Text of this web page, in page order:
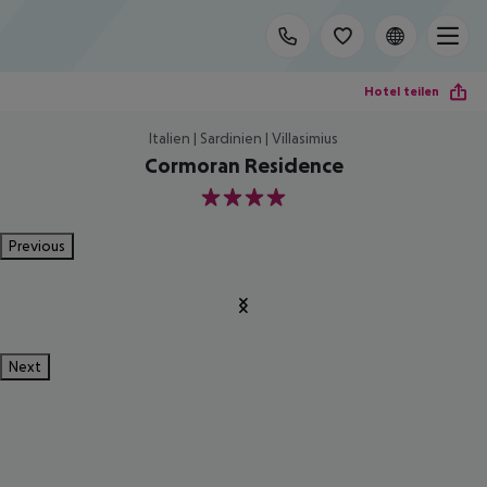
Hotel teilen
Italien | Sardinien | Villasimius
Cormoran Residence
4
Previous
Next